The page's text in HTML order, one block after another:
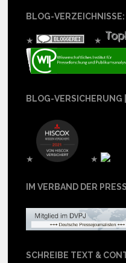
BLOG-VERZEICHNISSE:
★ ★
BLOG-VERSICHERUNG
★ ★
IM VERBAND DER
SCHREIBE TEXT &